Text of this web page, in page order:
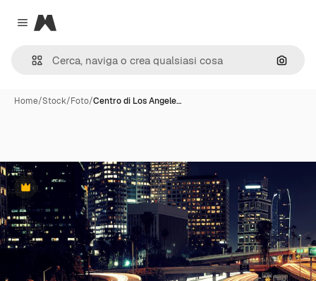
Close menu
Magnific
Cerca
Home/Stock/Foto/Centro di Los Angele…
Premium